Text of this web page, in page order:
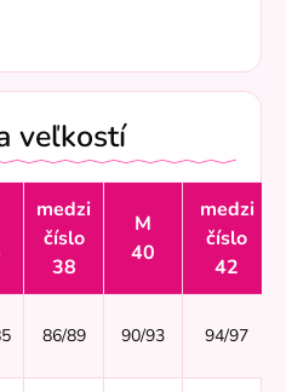
veľkostí
medzi
číslo
38
M
40
medzi
číslo
42
86/89 90/93 94/97